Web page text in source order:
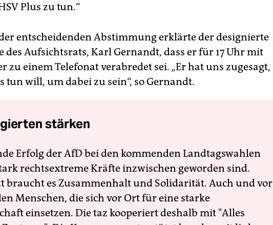
Plus zu tun.“
entscheidenden Abstimmung erklärte der designierte
des Aufsichtsrats, Karl Gernandt, dass er für 17 Uhr mit
zu einem Telefonat verabredet sei. „Er hat uns zugesagt,
tun will, um dabei zu sein“, so Gernandt.
stärken
Erfolg der AfD bei den kommenden Landtagswahlen
rechtsextreme Kräfte inzwischen geworden sind.
braucht es Zusammenhalt und Solidarität. Auch und vor
Menschen, die sich vor Ort für eine starke
einsetzen. Die taz kooperiert deshalb mit "Alles